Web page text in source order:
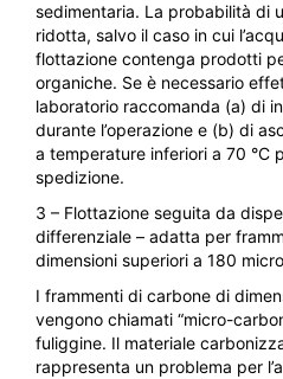
sedimentaria. La probabilità di
ridotta, salvo il caso in cui
flottazione contenga prodotti
organiche. Se è necessario
laboratorio raccomanda (a) di
durante l’operazione e (b) di
a temperature inferiori a 70 °C
spedizione.
3 – Flottazione seguita da
differenziale – adatta per
dimensioni superiori a 180
I frammenti di carbone di
vengono chiamati “micro-
fuliggine. Il materiale
rappresenta un problema per